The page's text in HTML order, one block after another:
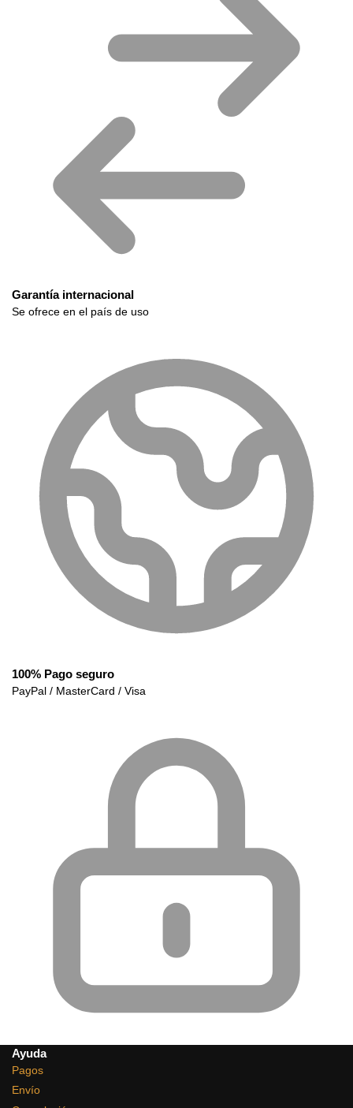
Garantía internacional
Se ofrece en el país de uso
100% Pago seguro
PayPal / MasterCard / Visa
Ayuda
Pagos
Envío